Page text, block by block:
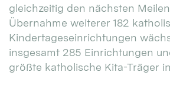
gleichzeitig den nächsten
Übernahme weiterer 182
Kindertageseinrichtungen
insgesamt 285 Einrichtungen
größte katholische Kita-Träger in